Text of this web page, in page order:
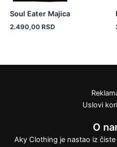
Soul Eater Majica
2.490,00RSD
na
stranici
Uslovi
O
Aky Clothing je nastao iz